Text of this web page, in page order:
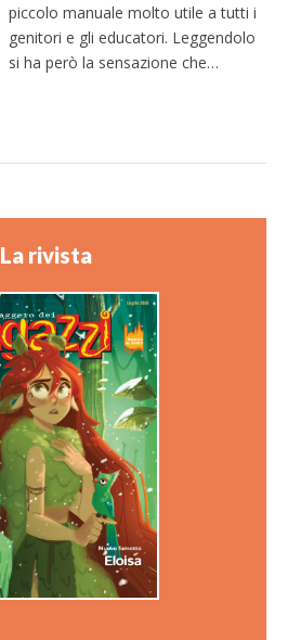
piccolo manuale molto utile a tutti i
genitori e gli educatori. Leggendolo
si ha però la sensazione che…
La rivista